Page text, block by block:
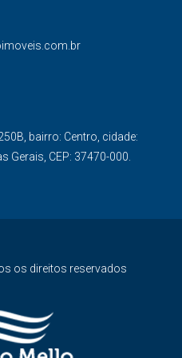
bairro: Centro, cidade:
Gerais, CEP: 37470-000.
os direitos reservados